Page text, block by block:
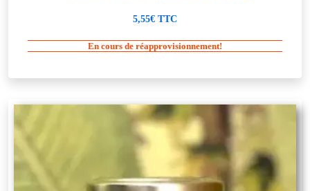
5,55€ TTC
En cours de réapprovisionnement!